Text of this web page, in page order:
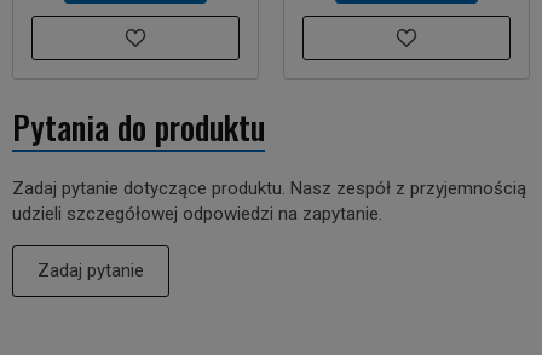
Pytania do produktu
Zadaj pytanie dotyczące produktu. Nasz zespół z przyjemnością
udzieli szczegółowej odpowiedzi na zapytanie.
Zadaj pytanie